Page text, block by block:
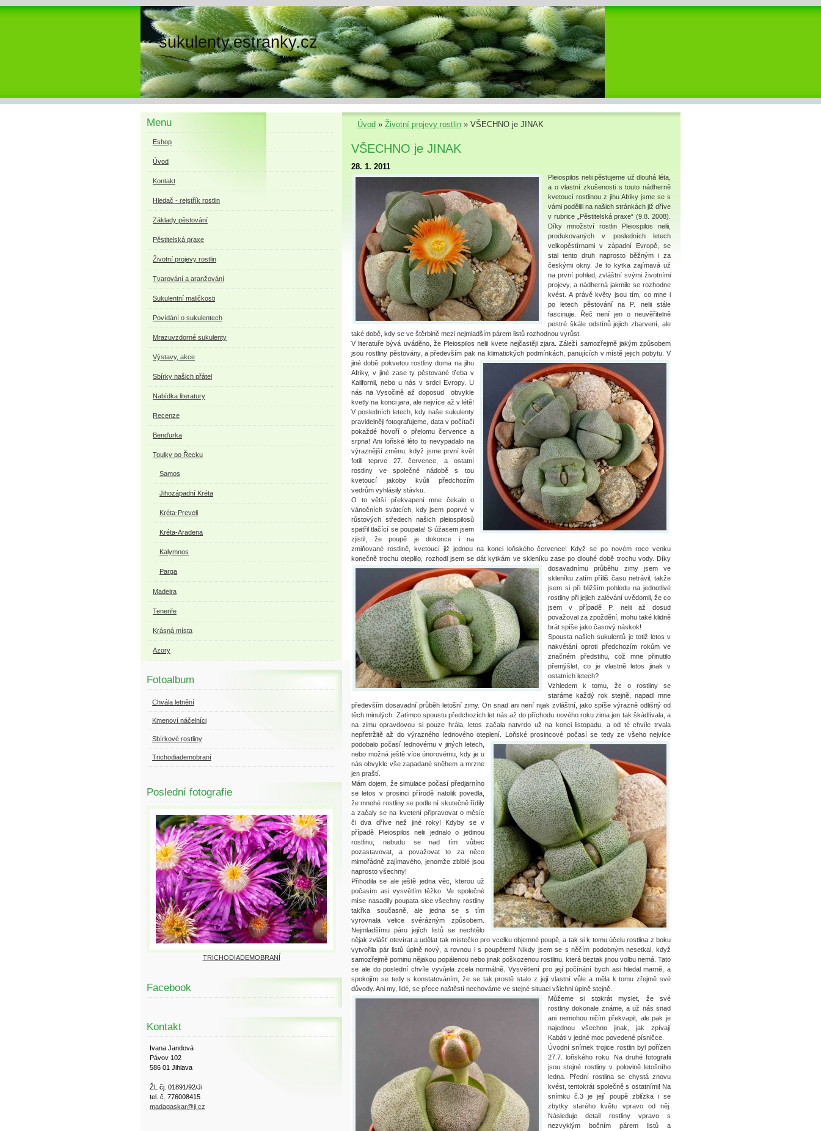
sukulenty.estranky.cz
Úvod » Životní projevy rostlin » VŠECHNO je JINAK
VŠECHNO je JINAK
28. 1. 2011
Pleiospilos nelii pěstujeme už dlouhá léta,
a o vlastní zkušenosti s touto nádherně
kvetoucí rostlinou z jihu Afriky jsme se s
vámi podělili na našich stránkách již dříve
v rubrice „Pěstitelská praxe“ (9.8. 2008).
Díky množství rostlin Pleiospilos nelii,
produkovaných v posledních letech
velkopěstírnami v západní Evropě, se
stal tento druh naprosto běžným i za
českými okny. Je to kytka zajímavá už
na první pohled, zvláštní svými životními
projevy, a nádherná jakmile se rozhodne
kvést. A právě květy jsou tím, co mne i
po letech pěstování na P. nelii stále
fascinuje. Řeč není jen o neuvěřitelně
pestré škále odstínů jejich zbarvení, ale
také době, kdy se ve štěrbině mezi nejmladším párem listů rozhodnou vyrůst.
V literatuře bývá uváděno, že Pleiospilos nelii kvete nejčastěji zjara. Záleží samozřejmě jakým způsobem
jsou rostliny pěstovány, a především pak na klimatických podmínkách, panujících v místě jejich pobytu. V
jiné době pokvetou rostliny doma na jihu
Afriky, v jiné zase ty pěstované třeba v
Kalifornii, nebo u nás v srdci Evropy. U
nás na Vysočině až doposud obvykle
kvetly na konci jara, ale nejvíce až v létě!
V posledních letech, kdy naše sukulenty
pravidelněji fotografujeme, data v počítači
pokaždé hovoří o přelomu července a
srpna! Ani loňské léto to nevypadalo na
výraznější změnu, když jsme první květ
fotili teprve 27. července, a ostatní
rostliny ve společné nádobě s tou
kvetoucí jakoby kvůli předchozím
vedrům vyhlásily stávku.
O to větší překvapení mne čekalo o
vánočních svátcích, kdy jsem poprvé v
růstových středech našich pleiospilosů
spatřil tlačící se poupata! S úžasem jsem
zjistil, že poupě je dokonce i na
zmiňované rostlině, kvetoucí již jednou na konci loňského července! Když se po novém roce venku
konečně trochu oteplilo, rozhodl jsem se dát kytkám ve skleníku zase po dlouhé době trochu vody. Díky
dosavadnímu průběhu zimy jsem ve
skleníku zatím příliš času netrávil, takže
jsem si při bližším pohledu na jednotlivé
rostliny při jejich zalévání uvědomil, že co
jsem v případě P. nelii až dosud
považoval za zpoždění, mohu také klidně
brát spíše jako časový náskok!
Spousta našich sukulentů je totiž letos v
nakvétání oproti předchozím rokům ve
značném předstihu, což mne přinutilo
přemýšlet, co je vlastně letos jinak v
ostatních letech?
Vzhledem k tomu, že o rostliny se
staráme každý rok stejně, napadl mne
především dosavadní průběh letošní zimy. On snad ani není nijak zvláštní, jako spíše výrazně odlišný od
těch minulých. Zatímco spoustu předchozích let nás až do příchodu nového roku zima jen tak škádlívala, a
na zimu opravdovou si pouze hrála, letos začala natvrdo už na konci listopadu, a od té chvíle trvala
nepřetržitě až do výrazného lednového oteplení.
Loňské prosincové počasí se tedy ze všeho nejvíce
podobalo počasí lednovému v jiných letech,
nebo možná ještě více únorovému, kdy je u
nás obvykle vše zapadané sněhem a mrzne
jen praští.
Mám dojem, že simulace počasí předjarního
se letos v prosinci přírodě natolik povedla,
že mnohé rostliny se podle ní skutečně řídily
a začaly se na kvetení připravovat o měsíc
či dva dříve než jiné roky! Kdyby se v
případě Pleiospilos nelii jednalo o jedinou
rostlinu, nebudu se nad tím vůbec
pozastavovat, a považovat to za něco
mimořádně zajímavého, jenomže zblblé jsou
naprosto všechny!
Přihodila se ale ještě jedna věc, kterou už
počasím asi vysvětlím těžko. Ve společné
míse nasadily poupata sice všechny rostliny
takřka současně, ale jedna se s tím
vyrovnala velice svérázným způsobem.
Nejmladšímu páru jejích listů se nechtělo
nějak zvlášť otevírat a udělat tak místečko pro vcelku objemné poupě, a tak si k tomu účelu rostlina z boku
vytvořila pár listů úplně nový, a rovnou i s poupětem! Nikdy jsem se s něčím podobným nesetkal, když
samozřejmě pominu nějakou popálenou nebo jinak poškozenou rostlinu, která beztak jinou volbu nemá. Tato
se ale do poslední chvíle vyvíjela zcela normálně. Vysvětlení pro její počínání bych asi hledal marně, a
spokojím se tedy s konstatováním, že se tak prostě stalo z její vlastní vůle a měla k tomu zřejmě své
důvody. Ani my, lidé, se přece naštěstí nechováme ve stejné situaci všichni úplně stejně.
Můžeme si stokrát myslet, že své
rostliny dokonale známe, a už nás snad
ani nemohou ničím překvapit, ale pak je
najednou všechno jinak, jak zpívají
Kabáti v jedné moc povedené písničce.
Úvodní snímek trojice rostlin byl pořízen
27.7. loňského roku. Na druhé fotografii
jsou stejné rostliny v polovině letošního
ledna. Přední rostlina se chystá znovu
kvést, tentokrát společně s ostatními! Na
snímku č.3 je její poupě zblízka i se
zbytky starého květu vpravo od něj.
Následuje detail rostliny vpravo s
nezvyklým bočním párem listů a
Menu
Eshop
Úvod
Kontakt
Hledač - rejstřík rostlin
Základy pěstování
Pěstitelská praxe
Životní projevy rostlin
Tvarování a aranžování
Sukulentní maličkosti
Povídání o sukulentech
Mrazuvzdorné sukulenty
Výstavy, akce
Sbírky našich přátel
Nabídka literatury
Recenze
Benďurka
Toulky po Řecku
Samos
Jihozápadní Kréta
Kréta-Preveli
Kréta-Aradena
Kalymnos
Parga
Madeira
Tenerife
Krásná místa
Azory
Fotoalbum
Chvála letnění
Kmenoví náčelníci
Sbírkové rostliny
Trichodiademobraní
Poslední fotografie
TRICHODIADEMOBRANÍ
Facebook
Kontakt
Ivana Jandová
Pávov 102
586 01 Jihlava
ŽL čj. 01891/92/Ji
tel. č. 776008415
madagaskar@ji.cz